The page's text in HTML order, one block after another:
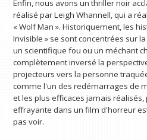
Enfin, nous avons un thriller noir
réalisé par Leigh Whannell, qui a
« Wolf Man ». Historiquement, les
Invisible » se sont concentrées sur
un scientifique fou ou un méchant
complètement inversé la
projecteurs vers la personne
comme l'un des redémarrages de
et les plus efficaces jamais
effrayante dans un film d'horreur
pas voir.